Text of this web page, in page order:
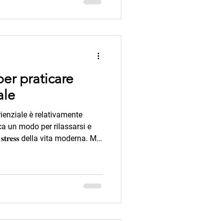
una volta, il valore degli
praticare
è relativamente
un modo per rilassarsi e
𝐬𝐭𝐫𝐞𝐬𝐬 della vita moderna. Ma,
si ispirano agli
medico specializzato in